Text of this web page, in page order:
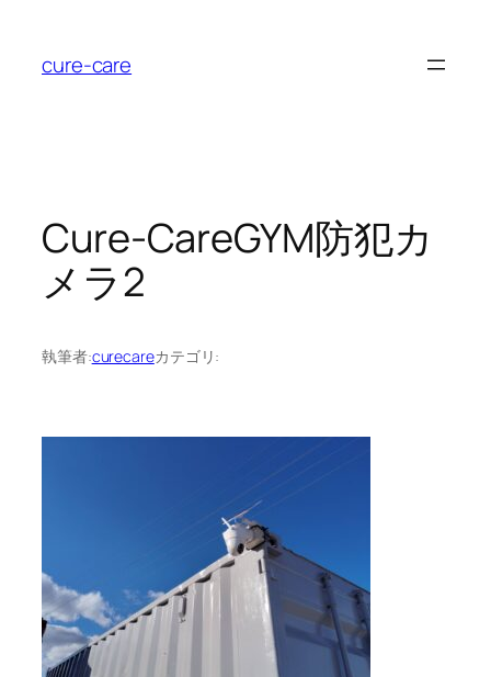
cure-care
Cure-CareGYM防犯カ
メラ2
執筆者:curecareカテゴリ: